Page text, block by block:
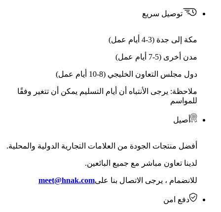
توصيل سريع
مكة إلى جدة (3-4 أيام عمل)
مدن أخرى (5-7 أيام عمل)
دول مجلس التعاون الخليجي (8-10 أيام عمل)
ملاحظة: يرجى الأنتباه أن أيام التسليم يمكن أن تتغير وفقًا
للمواسم
أصيل
أفضل منتجات الجودة من العلامات التجارية الدولية والمحلية.
لدينا تعاون مباشر مع جميع البائعين.
للانضمام ، يرجى الاتصال بنا علىmeet@hnak.com
دفع امن